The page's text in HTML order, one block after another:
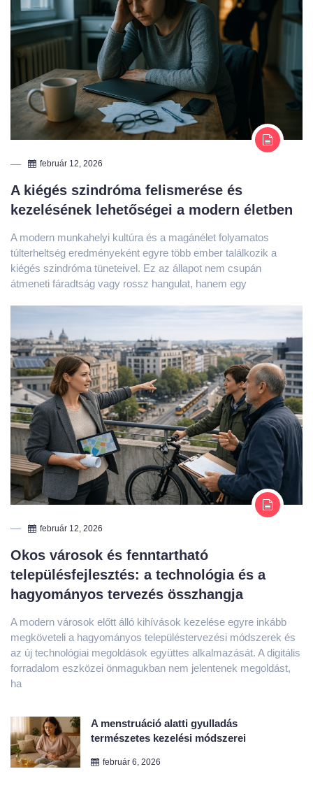
február 12, 2026
A kiégés szindróma felismerése és
kezelésének lehetőségei a modern életben
A modern munkahelyi kultúra és a magánélet folyamatos
túlterheltség eredményeként egyre több ember találkozik a
kiégés szindróma tüneteivel. Ez az állapot nem csupán
átmeneti fáradtság vagy rossz hangulat, hanem egy
február 12, 2026
Okos városok és fenntartható
településfejlesztés: a technológia és a
A modern városok előtt álló kihívások kezelése egyre inkább
megköveteli a hagyományos településtervezési módszerek és
az új technológiai megoldások együttes alkalmazását. A digitális
forradalom eszközei önmagukban nem jelentenek megoldást,
ha
A menstruáció alatti gyulladás
A kapunyitási pánik kezelése és a Z